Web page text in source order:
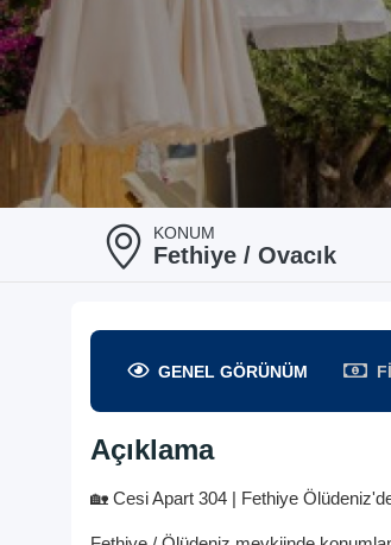
KONUM
Fethiye / Ovacık
GENEL GÖRÜNÜM
Açıklama
🏡 Cesi Apart 304 | Fethiye